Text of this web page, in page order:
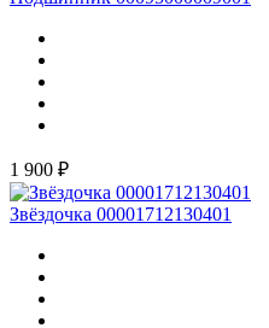
1 900 ₽
Звёздочка 00001712130401